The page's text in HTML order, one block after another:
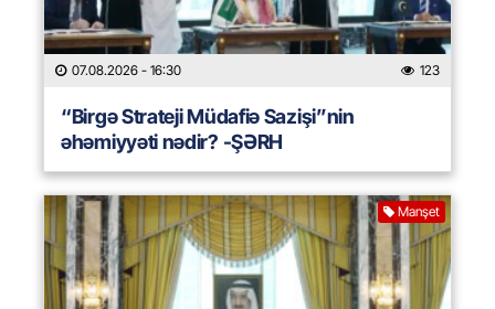
07.08.2026 - 16:30 123
“Birgə Strateji Müdafiə Sazişi”nin
əhəmiyyəti nədir? -ŞƏRH
Manşet